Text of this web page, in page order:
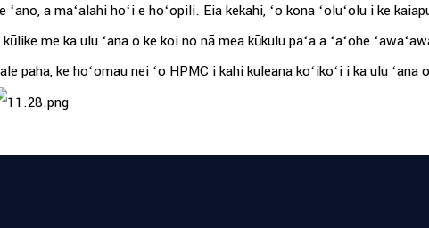
ʻano, a maʻalahi hoʻi e hoʻopili. Eia kekahi, ʻo kona ʻoluʻolu i ke
kūlike me ka ulu ʻana o ke koi no nā mea kūkulu paʻa a ʻaʻohe
paha, ke hoʻomau nei ʻo HPMC i kahi kuleana koʻikoʻi i ka ulu ʻana